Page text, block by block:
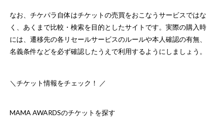
なお、チケパラ自体はチケットの売買をおこなうサービスではな
く、あくまで比較・検索を目的としたサイトです。実際の購入時
には、遷移先の各リセールサービスのルールや本人確認の有無、
名義条件などを必ず確認したうえで利用するようにしましょう。
＼チケット情報をチェック！ ／
MAMA AWARDSのチケットを探す